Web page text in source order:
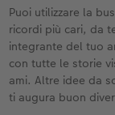
Puoi utilizzare la
ricordi più cari, da
integrante del tuo
con tutte le storie
ami. Altre idee da
ti augura buon